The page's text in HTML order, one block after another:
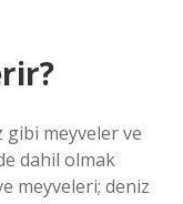
gibi meyveler ve
dahil olmak
meyveleri; deniz